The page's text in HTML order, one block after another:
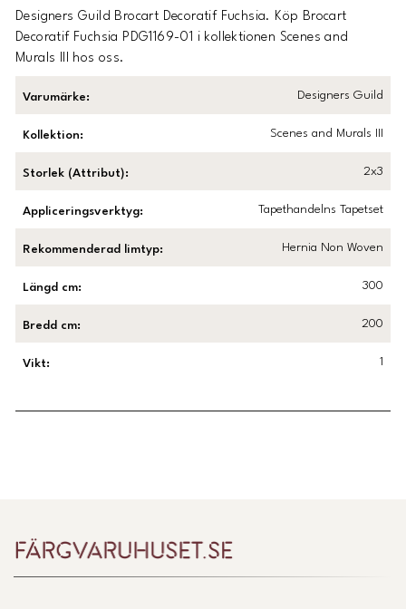
Designers Guild Brocart Decoratif Fuchsia. Köp Brocart
Decoratif Fuchsia PDG1169-01 i kollektionen Scenes and
Murals III hos oss.
Varumärke: Designers Guild
Kollektion: Scenes and Murals III
Storlek (Attribut): 2x3
Appliceringsverktyg: Tapethandelns Tapetset
Rekommenderad limtyp: Hernia Non Woven
Längd cm: 300
Bredd cm: 200
Vikt: 1